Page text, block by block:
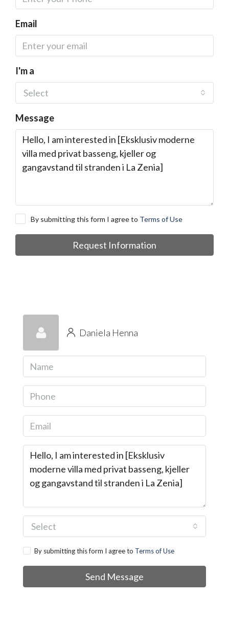
Email
I'm a
Select
Message
By submitting this form I agree to Terms of Use
Request Information
Daniela Henna
Select
By submitting this form I agree to Terms of Use
Send Message